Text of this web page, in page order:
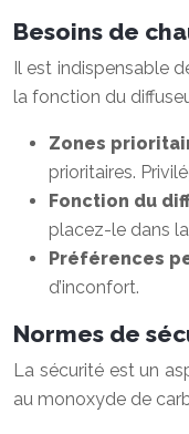
Besoins de
Il est indispensable
la fonction du
Zones
prioritaires.
Fonction du
placez-le dans
Préférences
d’inconfort.
Normes de
La sécurité est un
au monoxyde de